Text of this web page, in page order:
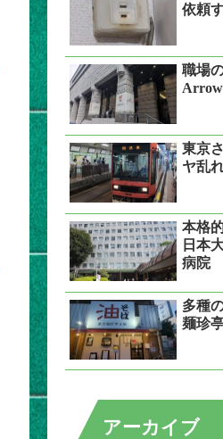
依頼
職場
東京
ヤ乱
本格
日本
病院
多種
麺珍
アーカイブ